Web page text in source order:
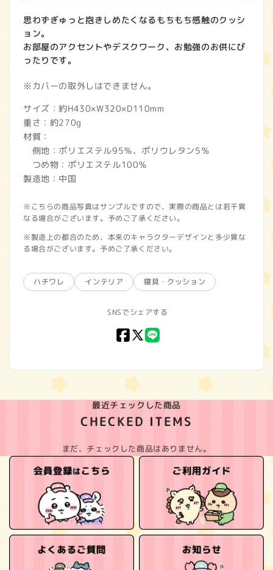
思わずぎゅっと抱きしめたくなるもちもち感触のクッシ
ョン。
お部屋のアクセントやデスクワーク、お勉強のお供にぴ
ったりです。
※カバーの取外しはできません。
サイズ：約H430×W320×D110mm
重さ：約270g
材質：
側地：ポリエステル95％、ポリウレタン5％
つめ物：ポリエステル100％
製造地：中国
※こちらの商品写真はサンプルですので、実際の商品とは若干異
なる場合がございます。予めご了承ください。
※製造上の都合のため、本来のキャラクターデザインと多少異な
る場合がございます。予めご了承ください。
ハチワレ インテリア 寝具・クッション
SNSでシェアする
Facebook
X
LINE
最近チェックした商品
CHECKED ITEMS
まだ、チェックした商品はありません。